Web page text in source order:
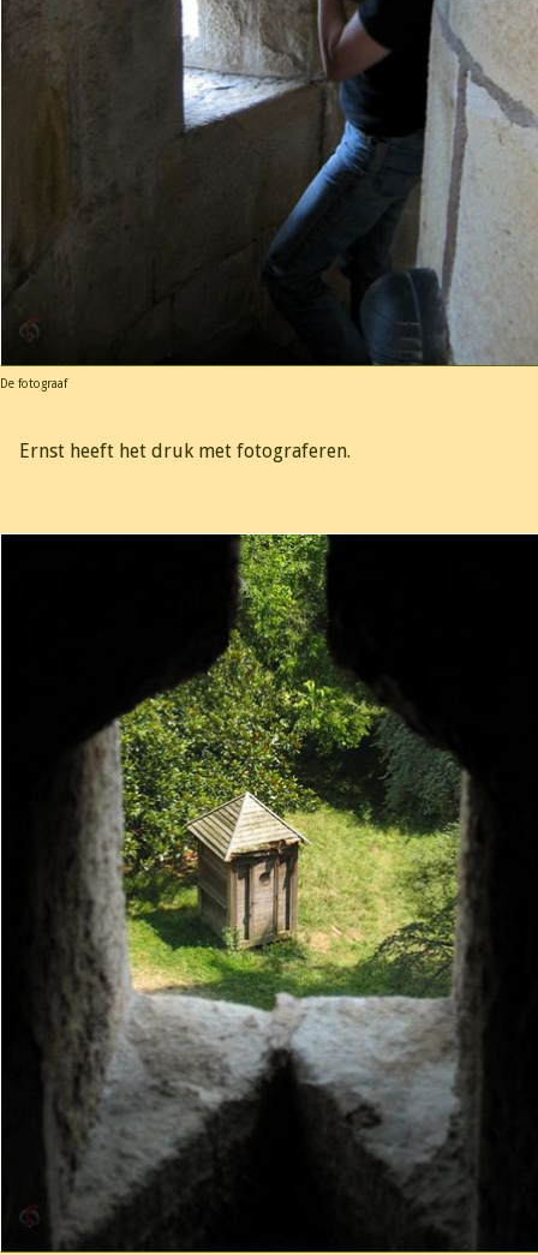
De fotograaf
Ernst heeft het druk met fotograferen.